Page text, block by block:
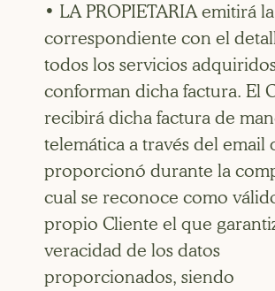
• LA PROPIETARIA emitirá
correspondiente con el
todos los servicios
conforman dicha factura. El
recibirá dicha factura de
telemática a través del email
proporcionó durante la
cual se reconoce como
propio Cliente el que
veracidad de los datos
proporcionados, siendo